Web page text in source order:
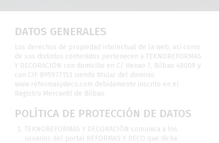
DATOS GENERALES
Los derechos de propiedad intelectual de la web, así como
de sus distintos contenidos pertenecen a TEKNOREFORMAS
Y DECORACIÓN con domicilio en C/ Henao 7, Bilbao 48009 y
con CIF B95977153 siendo titular del dominio
www.reformasydeco.com debidamente inscrito en el
Registro Mercantil de Bilbao.
POLÍTICA DE PROTECCIÓN DE DATOS
TEKNOREFORMAS Y DECORACIÓN comunica a los
usuarios del portal REFORMAS Y DECO que dicha